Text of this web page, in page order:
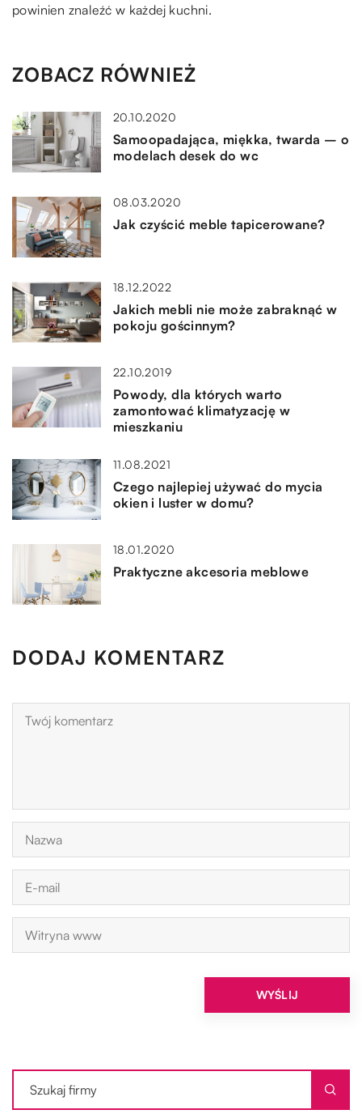
powinien znaleźć w każdej kuchni.
ZOBACZ RÓWNIEŻ
20.10.2020
Samoopadająca, miękka, twarda – o
modelach desek do wc
08.03.2020
Jak czyścić meble tapicerowane?
18.12.2022
Jakich mebli nie może zabraknąć w
pokoju gościnnym?
22.10.2019
Powody, dla których warto
zamontować klimatyzację w
mieszkaniu
11.08.2021
Czego najlepiej używać do mycia
okien i luster w domu?
18.01.2020
Praktyczne akcesoria meblowe
DODAJ KOMENTARZ